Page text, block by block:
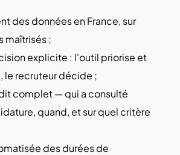
des données en France, sur
maîtrisés ;
explicite : l'outil priorise et
le recruteur décide ;
complet — qui a consulté
quand, et sur quel critère
des durées de